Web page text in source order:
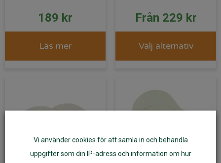
189 kr
Läs mer
Från 229 kr
Välj alternativ
Vi använder cookies för att samla in och behandla
uppgifter som din IP-adress och information om hur